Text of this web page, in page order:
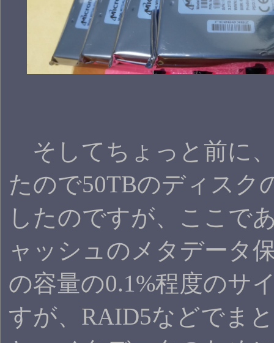
そしてちょっと前に
たので50TBのディスク
したのですが、ここで
ャッシュのメタデータ
の容量の0.1%程度のサ
すが、RAID5などでま